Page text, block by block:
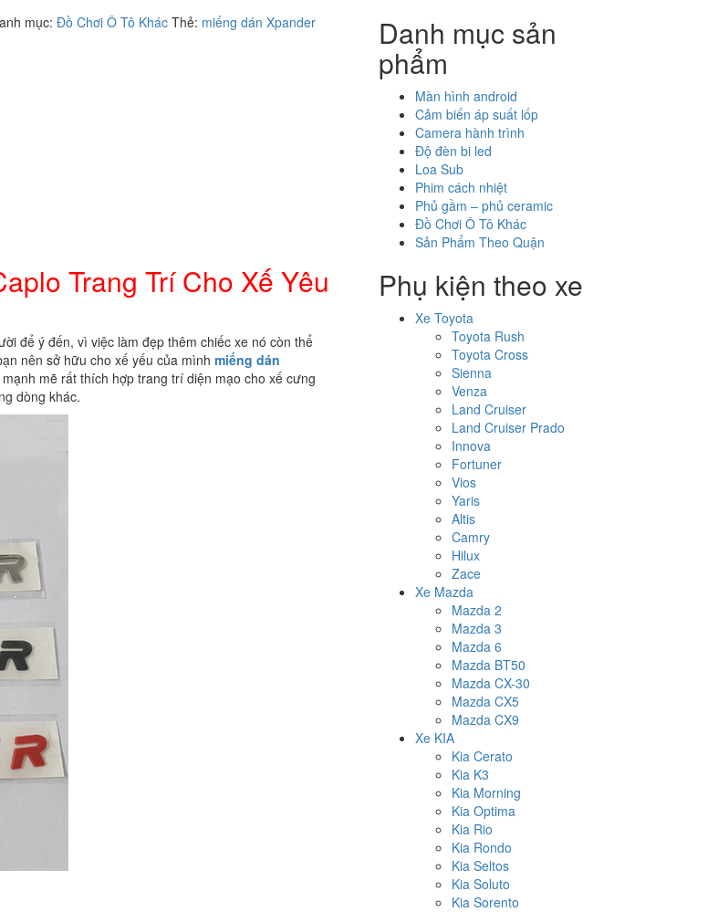
mục: Đồ Chơi Ô Tô Khác Thẻ: miếng dán Xpander
Trang Trí Cho Xế Yêu
để ý đến, vì việc làm đẹp thêm chiếc xe nó còn thể
nên sở hữu cho xế yếu của mình miếng dán
mẽ rất thích hợp trang trí diện mạo cho xế cưng
dòng khác.
Danh mục sản
phẩm
Màn hình android
Cảm biến áp suất lốp
Camera hành trình
Độ đèn bi led
Loa Sub
Phim cách nhiệt
Phủ gầm – phủ ceramic
Đồ Chơi Ô Tô Khác
Sản Phẩm Theo Quận
Phụ kiện theo xe
Xe Toyota
Toyota Rush
Toyota Cross
Sienna
Venza
Land Cruiser
Land Cruiser Prado
Innova
Fortuner
Vios
Yaris
Altis
Camry
Hilux
Zace
Xe Mazda
Mazda 2
Mazda 3
Mazda 6
Mazda BT50
Mazda CX-30
Mazda CX5
Mazda CX9
Xe KIA
Kia Cerato
Kia K3
Kia Morning
Kia Optima
Kia Rio
Kia Rondo
Kia Seltos
Kia Soluto
Kia Sorento